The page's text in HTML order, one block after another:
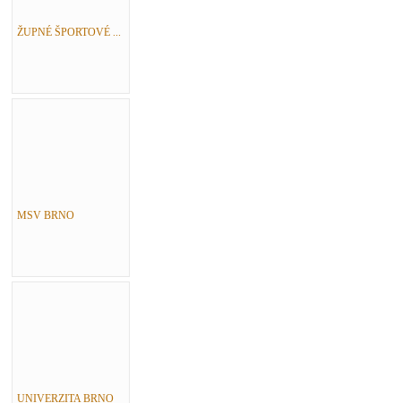
ŽUPNÉ ŠPORTOVÉ ...
MSV BRNO
UNIVERZITA BRNO